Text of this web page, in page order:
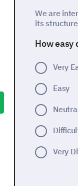
We are
its
How easy
Very
Easy
Very